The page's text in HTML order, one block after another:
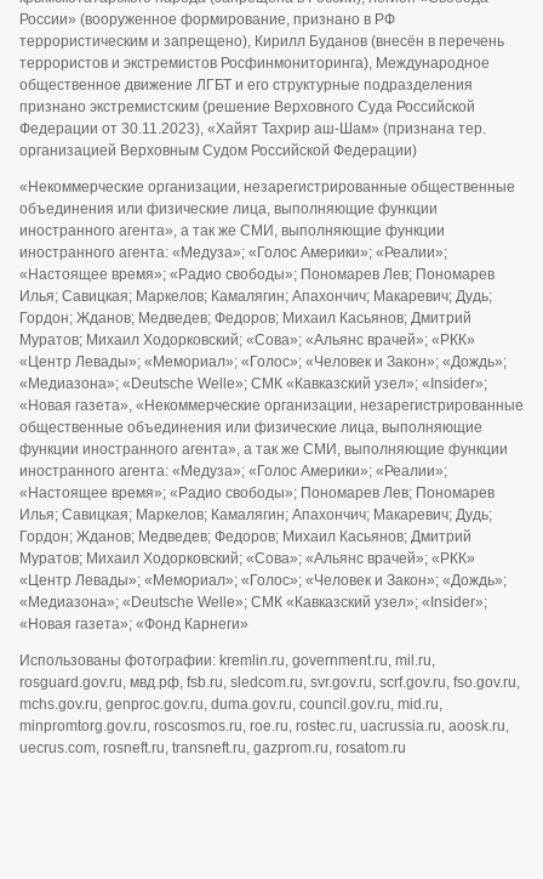
России» (вооруженное формирование, признано в РФ
террористическим и запрещено), Кирилл Буданов (внесён в перечень
террористов и экстремистов Росфинмониторинга), Международное
общественное движение ЛГБТ и его структурные подразделения
признано экстремистским (решение Верховного Суда Российской
Федерации от 30.11.2023), «Хайят Тахрир аш-Шам» (признана тер.
организацией Верховным Судом Российской Федерации)
«Некоммерческие организации, незарегистрированные общественные
объединения или физические лица, выполняющие функции
иностранного агента», а так же СМИ, выполняющие функции
иностранного агента: «Медуза»; «Голос Америки»; «Реалии»;
«Настоящее время»; «Радио свободы»; Пономарев Лев; Пономарев
Илья; Савицкая; Маркелов; Камалягин; Апахончич; Макаревич; Дудь;
Гордон; Жданов; Медведев; Федоров; Михаил Касьянов; Дмитрий
Муратов; Михаил Ходорковский; «Сова»; «Альянс врачей»; «РКК»
«Центр Левады»; «Мемориал»; «Голос»; «Человек и Закон»; «Дождь»;
«Медиазона»; «Deutsche Welle»; СМК «Кавказский узел»; «Insider»;
«Новая газета», «Некоммерческие организации, незарегистрированные
общественные объединения или физические лица, выполняющие
функции иностранного агента», а так же СМИ, выполняющие функции
иностранного агента: «Медуза»; «Голос Америки»; «Реалии»;
«Настоящее время»; «Радио свободы»; Пономарев Лев; Пономарев
Илья; Савицкая; Маркелов; Камалягин; Апахончич; Макаревич; Дудь;
Гордон; Жданов; Медведев; Федоров; Михаил Касьянов; Дмитрий
Муратов; Михаил Ходорковский; «Сова»; «Альянс врачей»; «РКК»
«Центр Левады»; «Мемориал»; «Голос»; «Человек и Закон»; «Дождь»;
«Медиазона»; «Deutsche Welle»; СМК «Кавказский узел»; «Insider»;
«Новая газета»; «Фонд Карнеги»
Использованы фотографии: kremlin.ru, government.ru, mil.ru,
rosguard.gov.ru, мвд.рф, fsb.ru, sledcom.ru, svr.gov.ru, scrf.gov.ru, fso.gov.ru,
mchs.gov.ru, genproc.gov.ru, duma.gov.ru, council.gov.ru, mid.ru,
minpromtorg.gov.ru, roscosmos.ru, roe.ru, rostec.ru, uacrussia.ru, aoosk.ru,
uecrus.com, rosneft.ru, transneft.ru, gazprom.ru, rosatom.ru